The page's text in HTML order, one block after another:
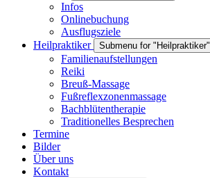
Infos
Onlinebuchung
Ausflugsziele
Heilpraktiker
Submenu for "Heilpraktiker"
Familienaufstellungen
Reiki
Breuß-Massage
Fußreflexzonenmassage
Bachblütentherapie
Traditionelles Besprechen
Termine
Bilder
Über uns
Kontakt